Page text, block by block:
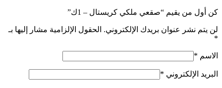
كن أول من يقيم “صقعي ملكي كريستال – 1ك”
لن يتم نشر عنوان بريدك الإلكتروني. الحقول الإلزامية مشار إليها بـ
*
الاسم *
البريد الإلكتروني *